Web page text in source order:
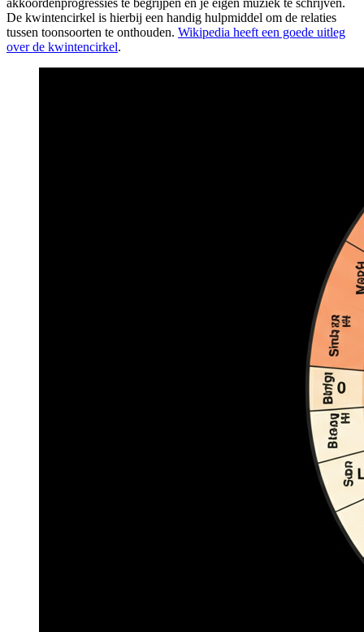
akkoordenprogressies te begrijpen en je eigen muziek te schrijven.
De kwintencirkel is hierbij een handig hulpmiddel om de relaties
tussen toonsoorten te onthouden. Wikipedia heeft een goede uitleg
over de kwintencirkel.